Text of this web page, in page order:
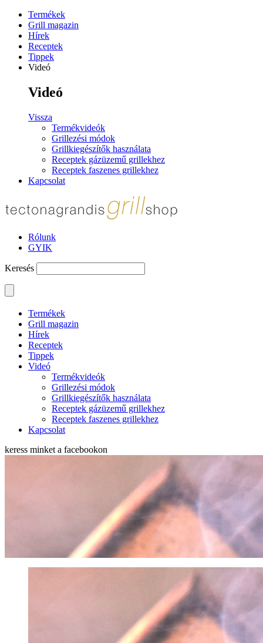
Termékek
Grill magazin
Hírek
Receptek
Tippek
Videó
Videó
Vissza
Termékvideók
Grillezési módok
Grillkiegészítők használata
Receptek gázüzemű grillekhez
Receptek faszenes grillekhez
Kapcsolat
Rólunk
GYIK
Keresés
Termékek
Grill magazin
Hírek
Receptek
Tippek
Videó
Termékvideók
Grillezési módok
Grillkiegészítők használata
Receptek gázüzemű grillekhez
Receptek faszenes grillekhez
Kapcsolat
keress minket a facebookon